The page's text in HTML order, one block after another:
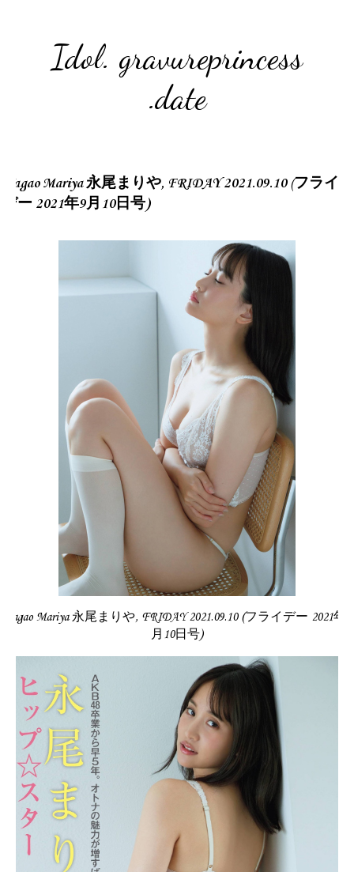
Idol. gravureprincess
.date
Nagao Mariya 永尾まりや, FRIDAY 2021.09.10 (フライ
デー 2021年9月10日号)
Nagao Mariya 永尾まりや, FRIDAY 2021.09.10 (フライデー 2021年9
月10日号)